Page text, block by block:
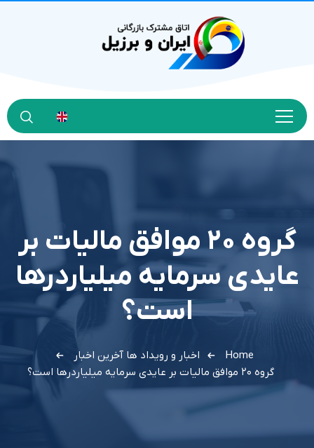
گروه ۲۰ موافق مالیات بر
عایدی سرمایه میلیاردرها
است؟
Home اخبار و رویداد ها آخرین اخبار
گروه ۲۰ موافق مالیات بر عایدی سرمایه میلیاردرها است؟